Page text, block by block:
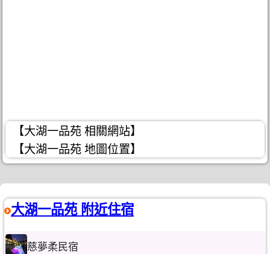
【大湖一品苑 相關網站】
【大湖一品苑 地圖位置】
大湖一品苑 附近住宿
慈夢柔民宿